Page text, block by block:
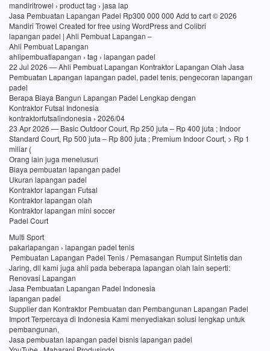
mandiritrowel › product tag › jasa lap
Jasa Pembuatan Lapangan Padel Rp300 000 000 Add to cart © 2026
Mandiri Trowel Created for free using WordPress and Colibri
lapangan padel | Ahli Pembuat Lapangan –
Ahli Pembuat Lapangan
ahlipembuatlapangan › tag › lapangan padel
22 Jul 2026 — Ahli Pembuat Lapangan Kontraktor Lapangan Olah Jasa
Pembuatan Lapangan lapangan padel, padel tenis, pengecoran lapangan
padel
Berapa Biaya Bangun Lapangan Padel Lengkap dengan
Kontraktor Futsal Indonesia
kontraktorfutsalindonesia › 2026/04
23 Apr 2026 — Basic Outdoor Court, Rp 250 juta – Rp 400 juta ; Indoor
Standard Court, Rp 500 juta – Rp 800 juta ; Premium Indoor Court, > Rp 1
miliar (
Orang lain juga menelusuri
Biaya pembuatan lapangan padel
Ukuran lapangan padel
Kontraktor lapangan Futsal
Kontraktor lapangan olah
Kontraktor lapangan mini soccer
Padel Court
Multi Sport
pakarlapangan › lapangan padel tenis
Pembuatan Lapangan Padel Tenis / Pemasangan Rumput Sintetis dan
Jaring, dll kami juga ahli pada beberapa lapangan olah lain seperti:
Renovasi Lapangan
Jasa Pembuatan Lapangan Padel Indonesia
lapangan padel
Supplier dan Kontraktor Pembuatan dan Pembangunan Lapangan Padel
Import Terpercaya di Indonesia Kami menyediakan solusi lengkap untuk
pembangunan,
Jasa pembuatan lapangan padel bisnis lapangan padel